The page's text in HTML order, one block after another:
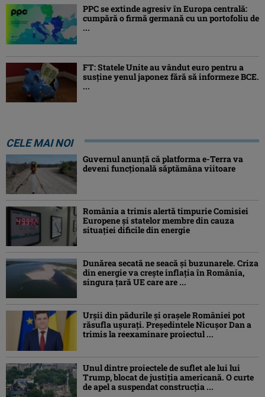
PPC se extinde agresiv în Europa centrală:
cumpără o firmă germană cu un portofoliu de
...
FT: Statele Unite au vândut euro pentru a
susține yenul japonez fără să informeze BCE.
...
CELE MAI NOI
Guvernul anunță că platforma e-Terra va
deveni funcţională săptămâna viitoare
România a trimis alertă timpurie Comisiei
Europene și statelor membre din cauza
situației dificile din energie
Dunărea secată ne seacă și buzunarele. Criza
din energie va crește inflația în România,
singura țară UE care are ...
Urșii din pădurile și orașele României pot
răsufla ușurați. Președintele Nicușor Dan a
trimis la reexaminare proiectul ...
Unul dintre proiectele de suflet ale lui lui
Trump, blocat de justiția americană. O curte
de apel a suspendat construcția ...